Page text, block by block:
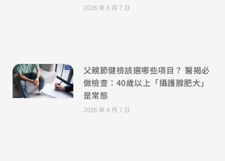
2026 年 8 月 7 日
父親節健檢該選哪些項目？ 醫揭必
做檢查：40歲以上「攝護腺肥大」
是常態
2026 年 8 月 7 日